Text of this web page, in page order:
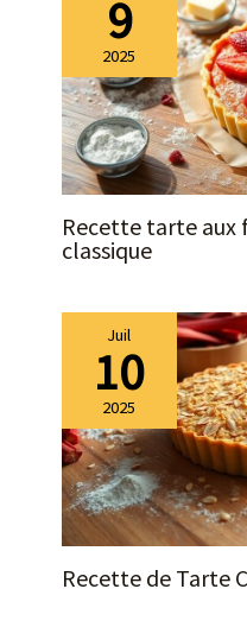
9
2025
Recette tarte aux
classique
Juil
10
2025
Recette de Tarte